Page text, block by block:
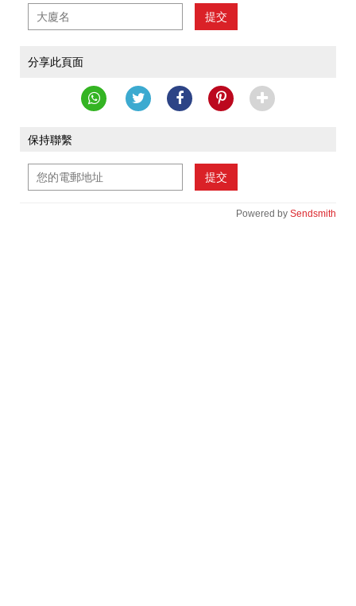
提交
分享此頁面
保持聯繫
提交
Powered by Sendsmith